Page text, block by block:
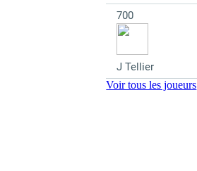
700
J Tellier
Voir tous les joueurs